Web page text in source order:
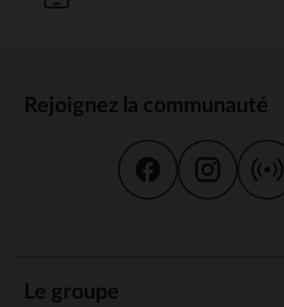
Rejoignez la communauté
Le groupe